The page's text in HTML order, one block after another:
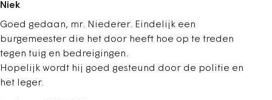
Niek
Goed gedaan, mr. Niederer. Eindelijk een
burgemeester die het door heeft hoe op te treden
tegen tuig en bedreigingen.
Hopelijk wordt hij goed gesteund door de politie en
het leger.